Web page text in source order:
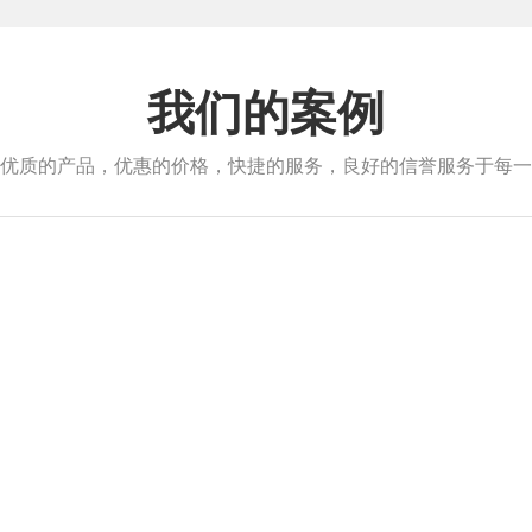
我们的案例
质的产品，优惠的价格，快捷的服务，良好的信誉服务于每